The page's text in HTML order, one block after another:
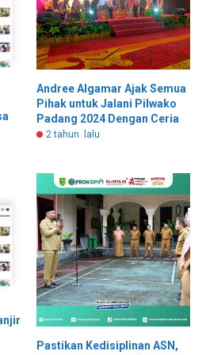
Andree Algamar Ajak Semua
Pihak untuk Jalani Pilwako
Padang 2024 Dengan Ceria
2 tahun lalu
Pastikan Kedisiplinan ASN,